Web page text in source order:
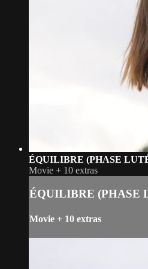
ÉQUILIBRE (PHASE
Movie + 10 extras
ÉQUILIBRE (PHASE
Movie + 10 extras